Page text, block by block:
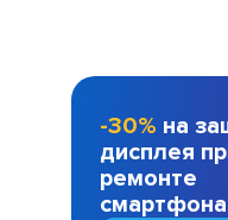
-30% на
дисплея
ремонте
смартфона